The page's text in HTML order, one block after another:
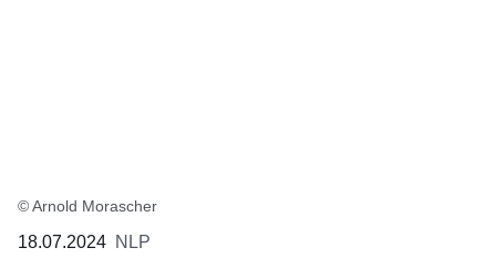
© Arnold Morascher
18.07.2024 NLP